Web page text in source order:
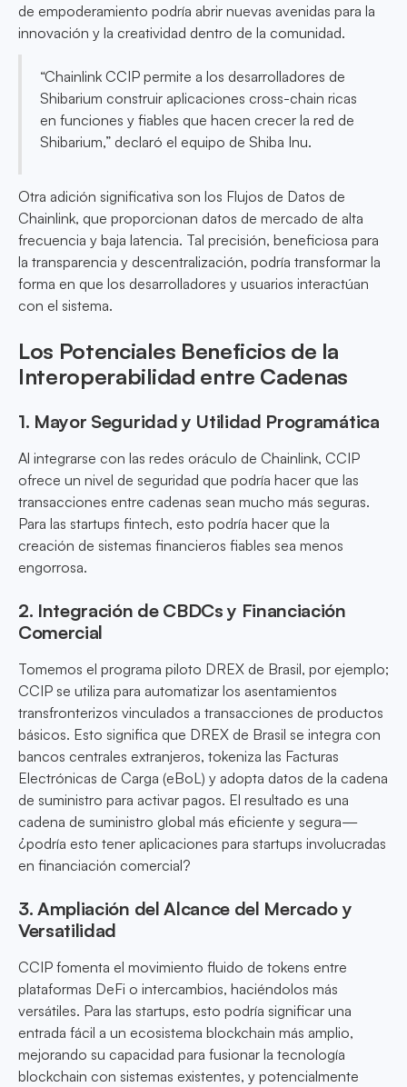
de empoderamiento podría abrir nuevas avenidas para la
innovación y la creatividad dentro de la comunidad.
“Chainlink CCIP permite a los desarrolladores de
Shibarium construir aplicaciones cross-chain ricas
en funciones y fiables que hacen crecer la red de
Shibarium,” declaró el equipo de Shiba Inu.
Otra adición significativa son los Flujos de Datos de
Chainlink, que proporcionan datos de mercado de alta
frecuencia y baja latencia. Tal precisión, beneficiosa para
la transparencia y descentralización, podría transformar la
forma en que los desarrolladores y usuarios interactúan
con el sistema.
Los Potenciales Beneficios de la
Interoperabilidad entre Cadenas
1. Mayor Seguridad y Utilidad Programática
Al integrarse con las redes oráculo de Chainlink, CCIP
ofrece un nivel de seguridad que podría hacer que las
transacciones entre cadenas sean mucho más seguras.
Para las startups fintech, esto podría hacer que la
creación de sistemas financieros fiables sea menos
engorrosa.
2. Integración de CBDCs y Financiación
Comercial
Tomemos el programa piloto DREX de Brasil, por ejemplo;
CCIP se utiliza para automatizar los asentamientos
transfronterizos vinculados a transacciones de productos
básicos. Esto significa que DREX de Brasil se integra con
bancos centrales extranjeros, tokeniza las Facturas
Electrónicas de Carga (eBoL) y adopta datos de la cadena
de suministro para activar pagos. El resultado es una
cadena de suministro global más eficiente y segura—
¿podría esto tener aplicaciones para startups involucradas
en financiación comercial?
3. Ampliación del Alcance del Mercado y
Versatilidad
CCIP fomenta el movimiento fluido de tokens entre
plataformas DeFi o intercambios, haciéndolos más
versátiles. Para las startups, esto podría significar una
entrada fácil a un ecosistema blockchain más amplio,
mejorando su capacidad para fusionar la tecnología
blockchain con sistemas existentes, y potencialmente